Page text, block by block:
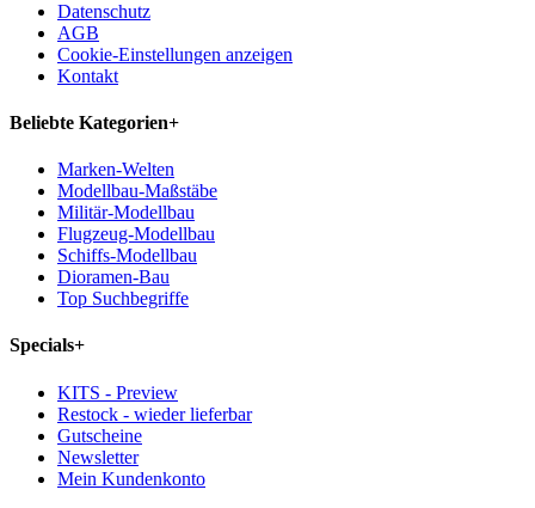
Datenschutz
AGB
Cookie-Einstellungen anzeigen
Kontakt
Beliebte Kategorien+
Marken-Welten
Modellbau-Maßstäbe
Militär-Modellbau
Flugzeug-Modellbau
Schiffs-Modellbau
Dioramen-Bau
Top Suchbegriffe
Specials+
KITS - Preview
Restock - wieder lieferbar
Gutscheine
Newsletter
Mein Kundenkonto